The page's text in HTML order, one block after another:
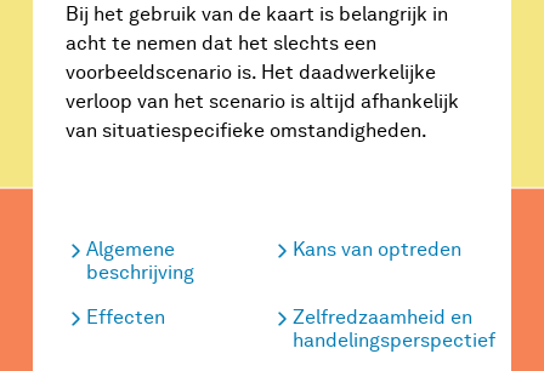
Bij het gebruik van de kaart is belangrijk in
acht te nemen dat het slechts een
voorbeeldscenario is. Het daadwerkelijke
verloop van het scenario is altijd afhankelijk
van situatiespecifieke omstandigheden.
Algemene
beschrijving
Kans van optreden
Effecten
Zelfredzaamheid en
handelingsperspectief